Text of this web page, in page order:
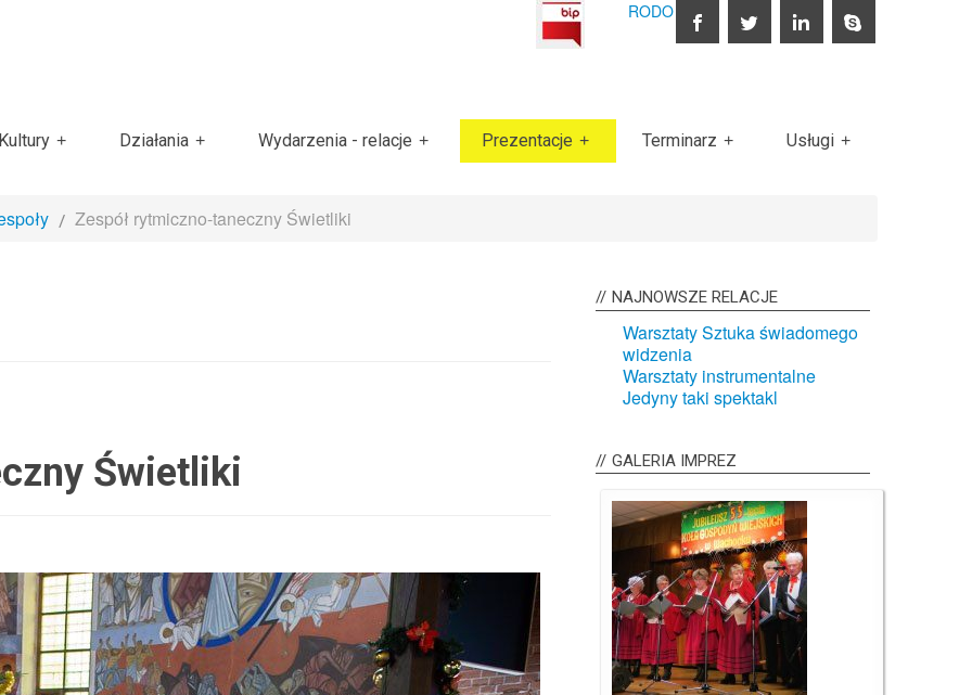
RODO
Działania Wydarzenia - relacje Prezentacje Terminarz Usługi
Zespół rytmiczno-taneczny Świetliki
Świetliki
NAJNOWSZE RELACJE
Warsztaty Sztuka świadomego
widzenia
Warsztaty instrumentalne
Jedyny taki spektakl
GALERIA IMPREZ